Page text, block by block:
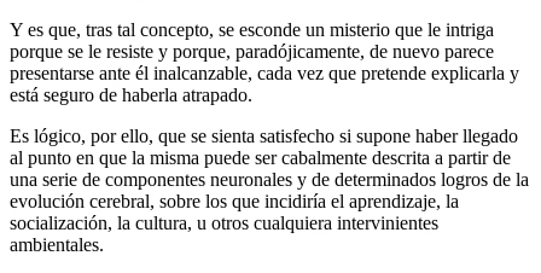
Y es que, tras tal concepto, se esconde un misterio que le intriga
porque se le resiste y porque, paradójicamente, de nuevo parece
presentarse ante él inalcanzable, cada vez que pretende explicarla y
está seguro de haberla atrapado.
Es lógico, por ello, que se sienta satisfecho si supone haber llegado
al punto en que la misma puede ser cabalmente descrita a partir de
una serie de componentes neuronales y de determinados logros de la
evolución cerebral, sobre los que incidiría el aprendizaje, la
socialización, la cultura, u otros cualquiera intervinientes
ambientales.